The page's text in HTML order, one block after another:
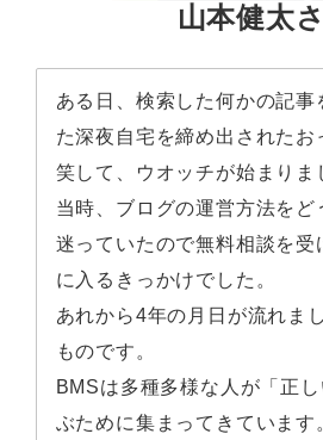
山本健太
ある日、検索した何かの記事
た深夜自宅を締め出されたお
笑して、ウオッチが始まりま
当時、ブログの運営方法を
迷っていたので無料相談を受
に入るきっかけでした。
あれから4年の月日が流れま
ものです。
BMSは多種多様な人が「正
ぶために集まってきています